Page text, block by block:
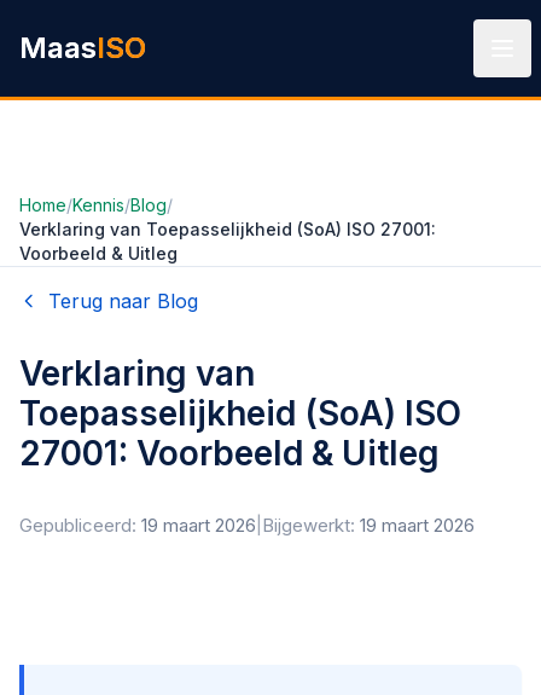
MaasISO
Home/Kennis/Blog/
Verklaring van Toepasselijkheid (SoA) ISO 27001:
Voorbeeld & Uitleg
Terug naar Blog
Verklaring van
Toepasselijkheid (SoA) ISO
27001: Voorbeeld & Uitleg
Gepubliceerd: 19 maart 2026 Bijgewerkt: 19 maart 2026